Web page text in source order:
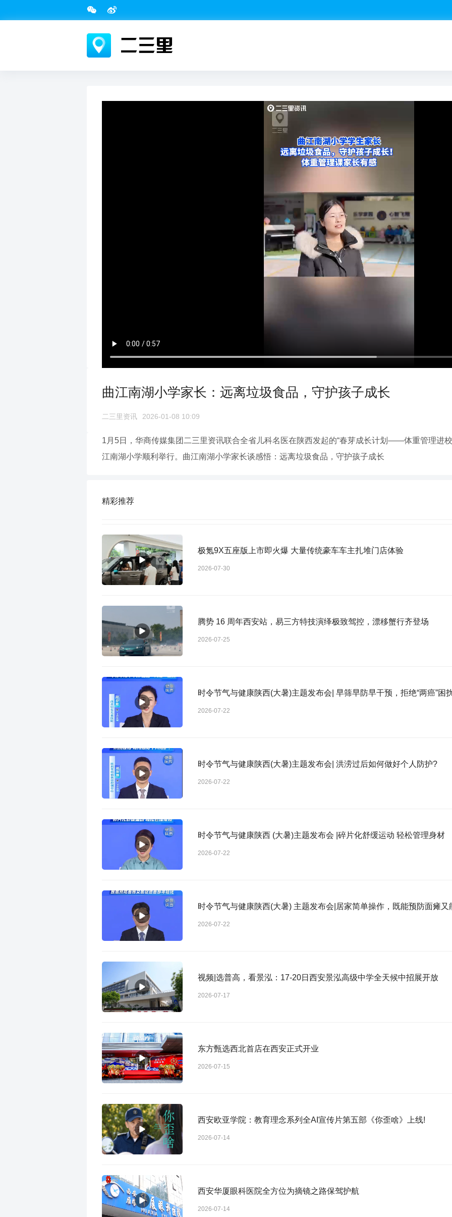
曲江南湖小学家长：远离垃圾食品，守护孩子成长
二三里资讯 2026-01-08 10:09
1月5日，华商传媒集团二三里资讯联合全省儿科名医在陕西发起的“春芽成长计划——体重管理进
江南湖小学顺利举行。曲江南湖小学家长谈感悟：远离垃圾食品，守护孩子成长
精彩推荐
极氪9X五座版上市即火爆 大量传统豪车车主扎堆门店体验
2026-07-30
腾势 16 周年西安站，易三方特技演绎极致驾控，漂移蟹行齐登场
2026-07-25
时令节气与健康陕西(大暑)主题发布会| 早筛早防早干预，拒绝“两癌”困
2026-07-22
时令节气与健康陕西(大暑)主题发布会| 洪涝过后如何做好个人防护?
2026-07-22
时令节气与健康陕西 (大暑)主题发布会 |碎片化舒缓运动 轻松管理身材
2026-07-22
时令节气与健康陕西(大暑) 主题发布会|居家简单操作，既能预防面瘫
2026-07-22
视频|选普高，看景泓：17-20日西安景泓高级中学全天候中招展开放
2026-07-17
东方甄选西北首店在西安正式开业
2026-07-15
西安欧亚学院：教育理念系列全AI宣传片第五部《你歪啥》上线!
2026-07-14
西安华厦眼科医院全方位为摘镜之路保驾护航
2026-07-14